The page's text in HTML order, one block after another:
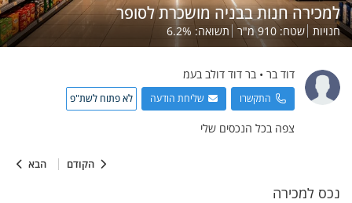
הקודם הבא
למכירה חנות בבניה מושכרת לסופר
חנויות שטח: 910מ"ר תשואה: 6.2%
דוד בר • בר דוד דולב בעמ
התקשרו שליחת הודעה לא פתוח לשת"פ
צפה בכל הנכסים שלי
נכס למכירה